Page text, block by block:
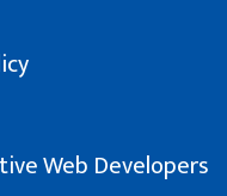
Web Developers